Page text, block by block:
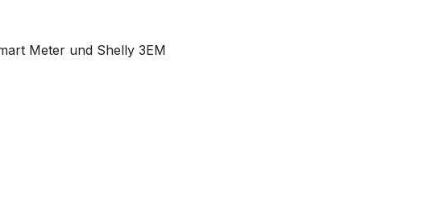
Meter und Shelly 3EM